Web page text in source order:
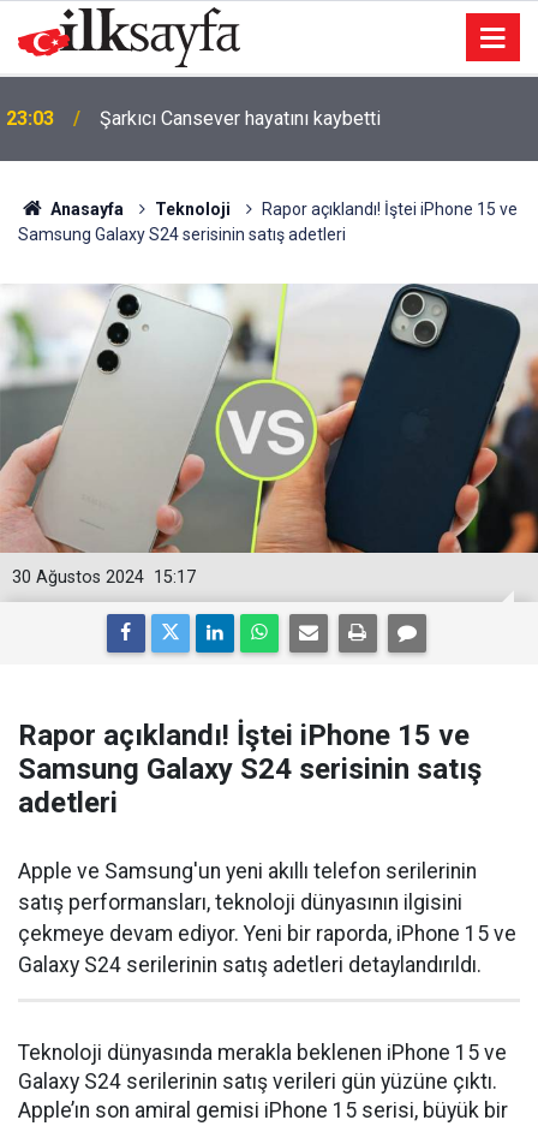
23:03 Şarkıcı Cansever hayatını kaybetti
Anasayfa Teknoloji
Rapor açıklandı! İştei iPhone 15 ve
Samsung Galaxy S24 serisinin satış adetleri
15:17
30 Ağustos 2024
Rapor açıklandı! İştei iPhone 15 ve
Samsung Galaxy S24 serisinin satış
adetleri
Apple ve Samsung'un yeni akıllı telefon serilerinin
satış performansları, teknoloji dünyasının ilgisini
çekmeye devam ediyor. Yeni bir raporda, iPhone 15 ve
Galaxy S24 serilerinin satış adetleri detaylandırıldı.
Teknoloji dünyasında merakla beklenen iPhone 15 ve
Galaxy S24 serilerinin satış verileri gün yüzüne çıktı.
Apple’ın son amiral gemisi iPhone 15 serisi, büyük bir